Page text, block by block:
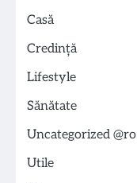
Casă
Credință
Lifestyle
Sănătate
Uncategorized @ro
Utile